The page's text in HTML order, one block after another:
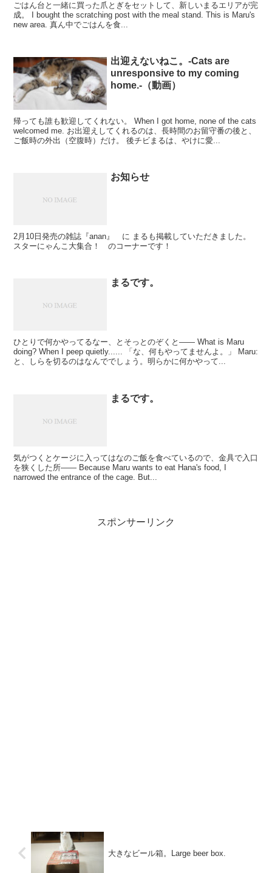
ごはん台と一緒に買った爪とぎをセットして、新しいまるエリアが完
成。 I bought the scratching post with the meal stand. This is Maru's
new area. 真ん中でごはんを食...
出迎えないねこ。-Cats are
unresponsive to my coming
home.-（動画）
帰っても誰も歓迎してくれない。 When I got home, none of the cats
welcomed me. お出迎えしてくれるのは、長時間のお留守番の後と、
ご飯時の外出（空腹時）だけ。 後チビまるは、やけに愛...
お知らせ
2月10日発売の雑誌『anan』 に まるも掲載していただきました。
スターにゃんこ大集合！ のコーナーです！
まるです。
ひとりで何かやってるなー、とそっとのぞくと―― What is Maru
doing? When I peep quietly...... 「な、何もやってませんよ。」 Maru:
と、しらを切るのはなんででしょう。明らかに何かやって...
まるです。
気がつくとケージに入ってはなのご飯を食べているので、金具で入口
を狭くした所―― Because Maru wants to eat Hana's food, I
narrowed the entrance of the cage. But...
スポンサーリンク
大きなビール箱。Large beer box.